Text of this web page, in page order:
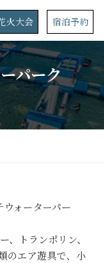
火大会 宿泊予約
パーク
ォーターパー
トランポリン、
のエア遊具で、小